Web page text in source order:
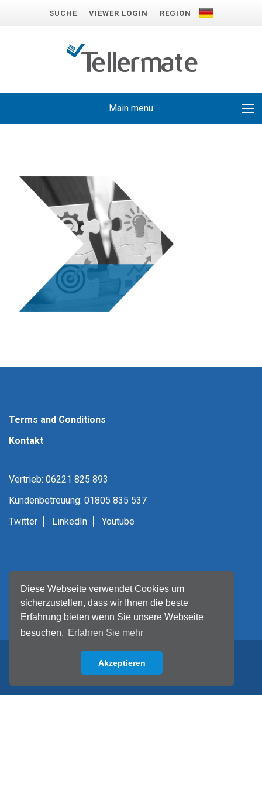
Diese Webseite verwendet Cookies um
sicherzustellen, dass wir Ihnen die beste
Erfahrung bieten wenn Sie unsere Webseite
besuchen. Erfahren Sie mehr
Akzeptieren
SUCHE VIEWER LOGIN REGION
Main menu
Terms and Conditions
Kontakt
Vertrieb: 06221 825 893
Kundenbetreuung: 01805 835 537
Twitter
LinkedIn Youtube
Back to top